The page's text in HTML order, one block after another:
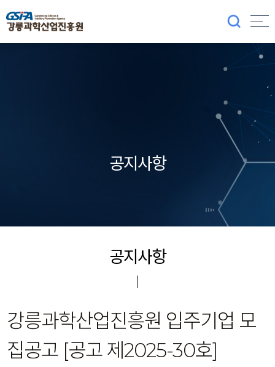
공지사항
공지사항
강릉과학산업진흥원 입주기업 모
집공고 [공고 제2025-30호]